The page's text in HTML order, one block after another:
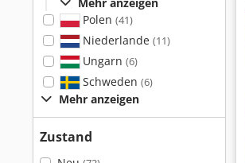
Polen (41)
Niederlande (11)
Ungarn (6)
Schweden (6)
Mehr anzeigen
Zustand